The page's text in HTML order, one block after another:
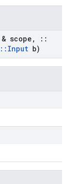
& scope ,
::
:: Input b)